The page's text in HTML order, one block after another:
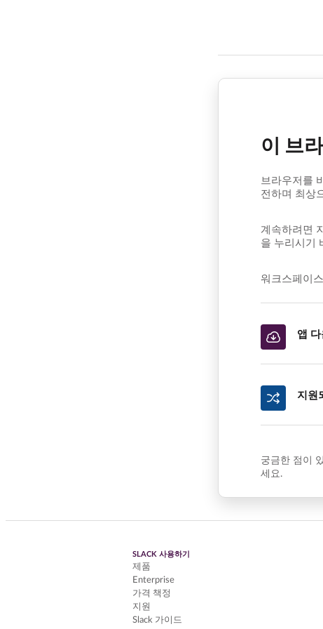
이 브
브라우저를
전하며 최상
계속하려면
을 누리시기
워크스페이
앱
지원
궁금한 점이
세요.
SLACK 사용하기
제품
Enterprise
가격 책정
지원
Slack 가이드